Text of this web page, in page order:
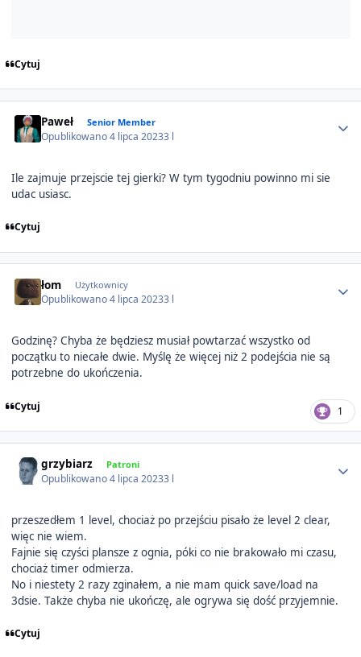
Cytuj
Paweł Senior Member
Opublikowano4 lipca 20233 l
Ile zajmuje przejscie tej gierki? W tym tygodniu powinno mi sie
udac usiasc.
Cytuj
łom Użytkownicy
Opublikowano4 lipca 20233 l
Godzinę? Chyba że będziesz musiał powtarzać wszystko od
początku to niecałe dwie. Myślę że więcej niż 2 podejścia nie są
potrzebne do ukończenia.
Cytuj 1
grzybiarz Patroni
Opublikowano4 lipca 20233 l
przeszedłem 1 level, chociaż po przejściu pisało że level 2 clear,
więc nie wiem.
Fajnie się czyści plansze z ognia, póki co nie brakowało mi czasu,
chociaż timer odmierza.
No i niestety 2 razy zginałem, a nie mam quick save/load na
3dsie. Także chyba nie ukończę, ale ogrywa się dość przyjemnie.
Cytuj